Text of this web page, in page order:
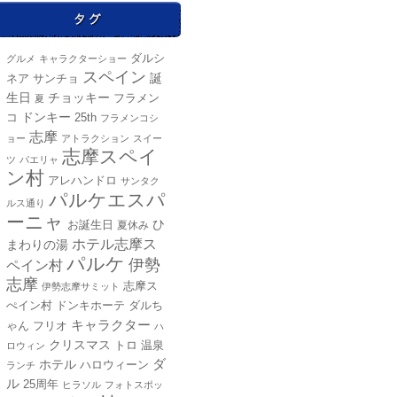
グルメ キャラクターショー ダルシ
ネア サンチョ スペイン 誕
生日 夏 チョッキー フラメン
コ
ドンキー 25th フラメンコシ
ョー 志摩 アトラクション スイー
ツ パエリャ 志摩スペイ
ン村 アレハンドロ サンタク
ルス通り パルケエスパ
ーニャ
お誕生日 夏休み ひ
まわりの湯 ホテル志摩ス
ペイン村 パルケ 伊勢
志摩 伊勢志摩サミット 志摩ス
ぺイン村 ドンキホーテ ダルち
ゃん フリオ キャラクター ハ
ロウィン クリスマス トロ 温泉
ランチ ホテル ハロウィーン ダ
ル 25周年 ヒラソル フォトスポッ